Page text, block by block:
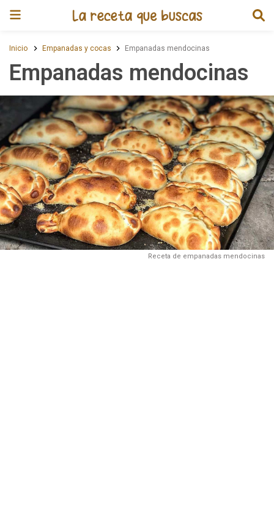
Inicio Empanadas y cocas Empanadas mendocinas
Empanadas mendocinas
Receta de empanadas mendocinas